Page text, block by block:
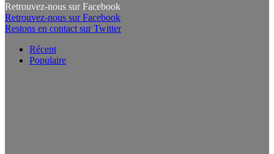
Retrouvez-nous sur Facebook
Retrouvez-nous sur Facebook
Restons en contact sur Twitter
Récent
Populaire